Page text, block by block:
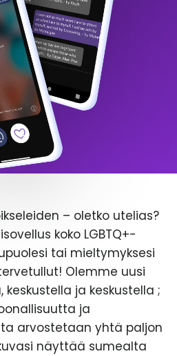
– oletko utelias?
koko LGBTQ+-
tai mieltymyksesi
Olemme uusi
ja keskustella ;
ja
arvostetaan yhtä paljon
näyttää sumealta